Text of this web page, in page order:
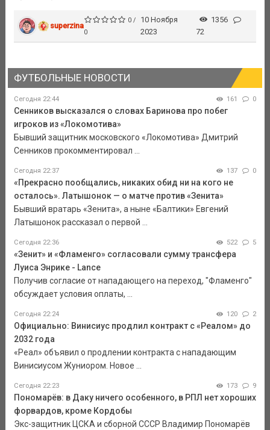
superzina
0 /
0
10 Ноября
2023
1356
72
ФУТБОЛЬНЫЕ НОВОСТИ
Сегодня 22:44 161 0
Сенников высказался о словах Баринова про побег
игроков из «Локомотива»
Бывший защитник московского «Локомотива» Дмитрий
Сенников прокомментировал ...
Сегодня 22:37 137 0
«Прекрасно пообщались, никаких обид ни на кого не
осталось». Латышонок — о матче против «Зенита»
Бывший вратарь «Зенита», а ныне «Балтики» Евгений
Латышонок рассказал о первой ...
Сегодня 22:36 522 5
«Зенит» и «Фламенго» согласовали сумму трансфера
Луиса Энрике - Lance
Получив согласие от нападающего на переход, "Фламенго"
обсуждает условия оплаты, ...
Сегодня 22:24 120 2
Официально: Винисиус продлил контракт с «Реалом» до
2032 года
«Реал» объявил о продлении контракта с нападающим
Винисиусом Жуниором. Новое ...
Сегодня 22:23 173 9
Пономарёв: в Даку ничего особенного, в РПЛ нет хороших
форвардов, кроме Кордобы
Экс-защитник ЦСКА и сборной СССР Владимир Пономарёв